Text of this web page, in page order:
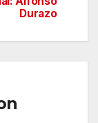
Durazo